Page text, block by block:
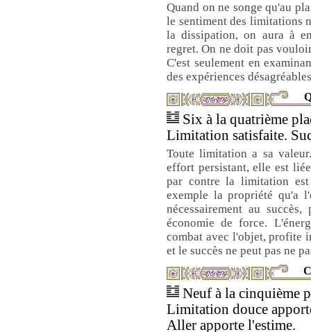
Quand on ne songe qu'au
le sentiment des limitations
la dissipation, on aura à
regret. On ne doit pas
C'est seulement en
des expériences
Six à la quatrième
Limitation satisfaite.
Toute limitation a sa
effort persistant, elle est
par contre la limitation est
exemple la propriété qu'a
nécessairement au
économie de force.
combat avec l'objet, profite
et le succès ne peut pas ne
Neuf à la cinquième
Limitation douce
Aller apporte l'estime.